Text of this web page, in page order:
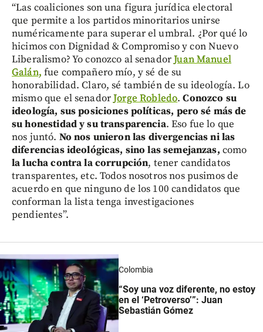
“Las coaliciones son una figura jurídica electoral
que permite a los partidos minoritarios unirse
numéricamente para superar el umbral. ¿Por qué lo
hicimos con Dignidad & Compromiso y con Nuevo
Liberalismo? Yo conozco al senadorJuan Manuel
Galán, fue compañero mío, y sé de su
honorabilidad. Claro, sé también de su ideología. Lo
mismo que el senadorJorge Robledo.Conozco su
ideología, sus posiciones políticas, pero sé más de
su honestidad y su transparencia. Eso fue lo que
nos juntó. No nos unieron las divergencias ni las
diferencias ideológicas, sino las semejanzas, como
la lucha contra la corrupción, tener candidatos
transparentes, etc. Todos nosotros nos pusimos de
acuerdo en que ninguno de los 100 candidatos que
conforman la lista tenga investigaciones
pendientes”.
Colombia
“Soy una voz diferente, no estoy
en el ‘Petroverso’”: Juan
Sebastián Gómez